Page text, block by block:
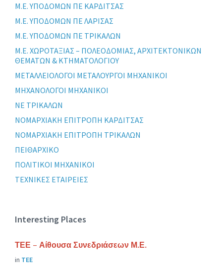
Μ.Ε. ΥΠΟΔΟΜΩΝ ΠΕ ΚΑΡΔΙΤΣΑΣ
Μ.Ε. ΥΠΟΔΟΜΩΝ ΠΕ ΛΑΡΙΣΑΣ
Μ.Ε. ΥΠΟΔΟΜΩΝ ΠΕ ΤΡΙΚΑΛΩΝ
Μ.Ε. ΧΩΡΟΤΑΞΙΑΣ – ΠΟΛΕΟΔΟΜΙΑΣ, ΑΡΧΙΤΕΚΤΟΝΙΚΩΝ
ΘΕΜΑΤΩΝ & ΚΤΗΜΑΤΟΛΟΓΙΟΥ
ΜΕΤΑΛΛΕΙΟΛΟΓΟΙ ΜΕΤΑΛΟΥΡΓΟΙ ΜΗΧΑΝΙΚΟΙ
ΜΗΧΑΝΟΛΟΓΟΙ ΜΗΧΑΝΙΚΟΙ
ΝΕ ΤΡΙΚΑΛΩΝ
ΝΟΜΑΡΧΙΑΚΗ ΕΠΙΤΡΟΠΗ ΚΑΡΔΙΤΣΑΣ
ΝΟΜΑΡΧΙΑΚΗ ΕΠΙΤΡΟΠΗ ΤΡΙΚΑΛΩΝ
ΠΕΙΘΑΡΧΙΚΟ
ΠΟΛΙΤΙΚΟΙ ΜΗΧΑΝΙΚΟΙ
ΤΕΧΝΙΚΕΣ ΕΤΑΙΡΕΙΕΣ
Interesting Places
ΤΕΕ – Αίθουσα Συνεδριάσεων Μ.Ε.
in ΤΕΕ